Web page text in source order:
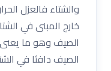
والشتاء فالعزل
خارج المبنى في
الصيف وهو ما
الصيف دافئا في